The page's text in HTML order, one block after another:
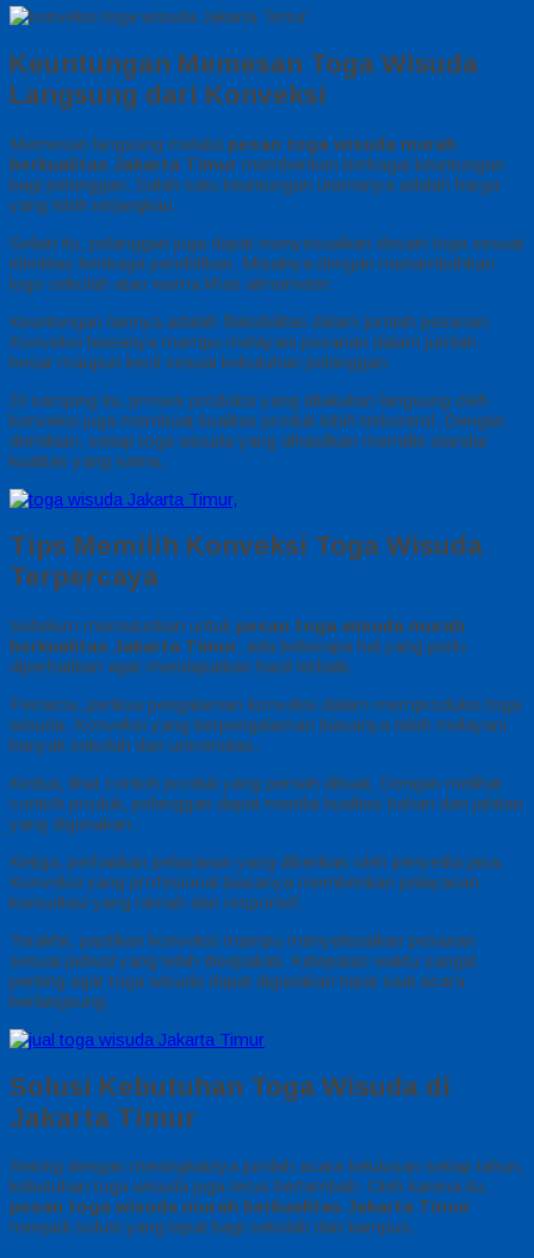
Keuntungan Memesan Toga Wisuda
Langsung dari Konveksi
Memesan langsung melalui pesan toga wisuda murah
berkualitas Jakarta Timur memberikan berbagai keuntungan
bagi pelanggan. Salah satu keuntungan utamanya adalah harga
yang lebih terjangkau.
Selain itu, pelanggan juga dapat menyesuaikan desain toga sesuai
identitas lembaga pendidikan. Misalnya dengan menambahkan
logo sekolah atau warna khas almamater.
Keuntungan lainnya adalah fleksibilitas dalam jumlah pesanan.
Konveksi biasanya mampu melayani pesanan dalam jumlah
besar maupun kecil sesuai kebutuhan pelanggan.
Di samping itu, proses produksi yang dilakukan langsung oleh
konveksi juga membuat kualitas produk lebih terkontrol. Dengan
demikian, setiap toga wisuda yang dihasilkan memiliki standar
kualitas yang sama.
Tips Memilih Konveksi Toga Wisuda
Terpercaya
Sebelum memutuskan untuk pesan toga wisuda murah
berkualitas Jakarta Timur, ada beberapa hal yang perlu
diperhatikan agar mendapatkan hasil terbaik.
Pertama, periksa pengalaman konveksi dalam memproduksi toga
wisuda. Konveksi yang berpengalaman biasanya telah melayani
banyak sekolah dan universitas.
Kedua, lihat contoh produk yang pernah dibuat. Dengan melihat
contoh produk, pelanggan dapat menilai kualitas bahan dan jahitan
yang digunakan.
Ketiga, perhatikan pelayanan yang diberikan oleh penyedia jasa.
Konveksi yang profesional biasanya memberikan pelayanan
konsultasi yang ramah dan responsif.
Terakhir, pastikan konveksi mampu menyelesaikan pesanan
sesuai jadwal yang telah disepakati. Ketepatan waktu sangat
penting agar toga wisuda dapat digunakan tepat saat acara
berlangsung.
Solusi Kebutuhan Toga Wisuda di
Jakarta Timur
Seiring dengan meningkatnya jumlah acara kelulusan setiap tahun,
kebutuhan toga wisuda juga terus bertambah. Oleh karena itu,
pesan toga wisuda murah berkualitas Jakarta Timur
menjadi solusi yang tepat bagi sekolah dan kampus.